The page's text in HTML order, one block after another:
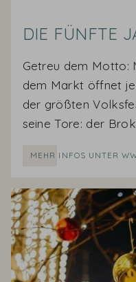
DIE FÜNFTE
Getreu dem Motto:
dem Markt öffnet
der größten
seine Tore: der
MEHR INFOS UNTER